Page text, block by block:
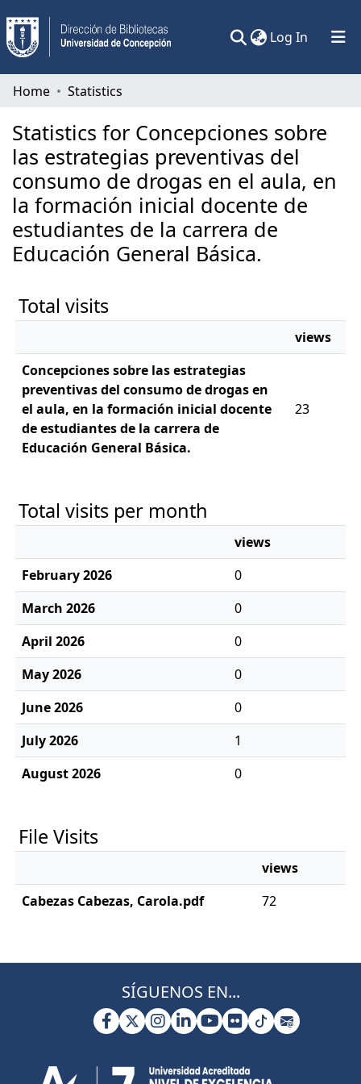
Log In (current)
Communities & Collections
All of DSpace
Home Statistics
Statistics for Concepciones sobre
las estrategias preventivas del
consumo de drogas en el aula, en
la formación inicial docente de
estudiantes de la carrera de
Educación General Básica.
Total visits
views
Concepciones sobre las estrategias
preventivas del consumo de drogas en
el aula, en la formación inicial docente
de estudiantes de la carrera de
Educación General Básica.
23
Total visits per month
views
February 2026
0
March 2026
0
April 2026
0
May 2026
0
June 2026
0
July 2026
1
August 2026
0
File Visits
views
Cabezas Cabezas, Carola.pdf
72
SÍGUENOS EN...